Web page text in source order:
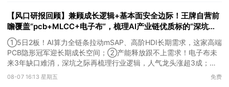
【风口研报回顾】兼顾成长逻辑+基本面安全边际！王牌自营前
瞻覆盖“pcb+MLCC+电子布”，梳理AI产业链优质标的“深坑起
跳”
①5日2板！AI算力全链条拉动mSAP、高阶HDI长期需求，这家高端
PCB隐形冠军迎长期成长空间；②产能释放跟不上需求！电子布未
来3年缺口难消，深坑之际再梳理行业逻辑，人气龙头涨超3成；
③AI服务器、机器人带动MLCC景气周期持续！这家公司扩产、涨
08-07 16:13 星期五 免费